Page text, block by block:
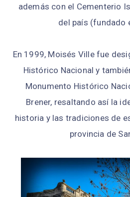
además con el Cementerio
del país (fundado
En 1999, Moisés Ville fue
Histórico Nacional y
Monumento Histórico
Brener, resaltando así la
historia y las tradiciones de
provincia de